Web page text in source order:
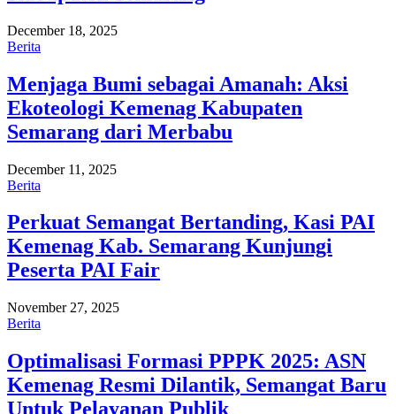
December 18, 2025
Berita
Menjaga Bumi sebagai Amanah: Aksi
Ekoteologi Kemenag Kabupaten
Semarang dari Merbabu
December 11, 2025
Berita
Perkuat Semangat Bertanding, Kasi PAI
Kemenag Kab. Semarang Kunjungi
Peserta PAI Fair
November 27, 2025
Berita
Optimalisasi Formasi PPPK 2025: ASN
Kemenag Resmi Dilantik, Semangat Baru
Untuk Pelayanan Publik